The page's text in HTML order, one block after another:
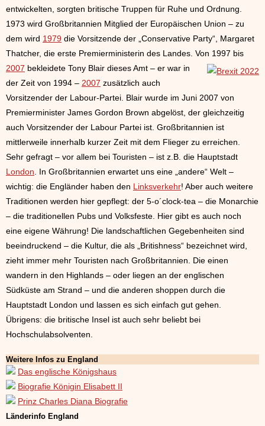
entwickelten, sorgten britische Truppen für Ruhe und Ordnung.
1973 wird Großbritannien Mitglied der Europäischen Union – zu
dem wird 1979 die Vorsitzende der „Conservative Party“, Margaret
Thatcher, die erste Premierministerin des Landes. Von 1997 bis
2007 bekleidete Tony Blair dieses Amt – er war in
der Zeit von 1994 – 2007 zusätzlich auch
Vorsitzender der Labour-Partei. Blair wurde im Juni 2007 von
Premierminister James Gordon Brown abgelöst, der gleichzeitig
auch Vorsitzender der Labour Partei ist. Großbritannien ist
mittlerweile innerhalb kurzer Zeit mit dem Flieger zu erreichen.
Sehr gefragt – vor allem bei Touristen – ist z.B. die Hauptstadt
London . In Großbritannien erwartet uns eine „andere“ Welt –
wichtig: die Engländer haben den Linksverkehr! Aber auch weitere
Traditionen werden hier gepflegt: der 5-o´clock-tea – die Monarchie
– die traditionellen Pubs und Volksfeste. Hier gibt es auch noch
eine eigene Währung! Die landschaftlichen Gegebenheiten sind
beeindruckend – die Kultur, die als „Britishness“ bezeichnet wird,
zieht immer mehr Touristen nach Großbritannien. Die einen
wandern in den Highlands – oder liegen an der englischen
Südküste am Strand – und die anderen shoppen durch die
Hauptstadt London und lassen es sich einfach gut gehen.
Übrigens: die britische Insel ist auch sehr beliebt bei
Hochschulabsolventen.
Weitere Infos zu England
Das englische Königshaus
Biografie Königin Elisabett II
Prinz Charles Diana Biografie
Länderinfo England